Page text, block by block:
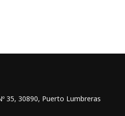
35, 30890, Puerto Lumbreras